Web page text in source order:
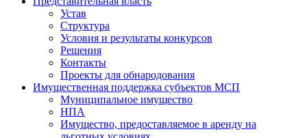
Устав
Структура
Условия и результаты конкурсов
Решения
Контакты
Проекты для обнародования
Имущественная поддержка субъектов МСП
Муниципальное имущество
НПА
Имущество, предоставляемое в аренду на